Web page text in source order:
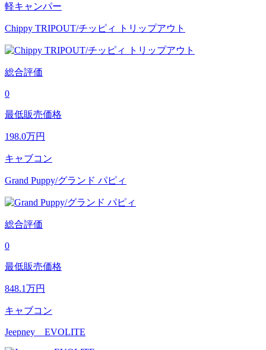
軽キャンパー
Chippy TRIPOUT/チッピィ トリップアウト
総合評価
0
最低販売価格
198.0万円
キャブコン
Grand Puppy/グランド パピィ
総合評価
0
最低販売価格
848.1万円
キャブコン
Jeepney EVOLITE